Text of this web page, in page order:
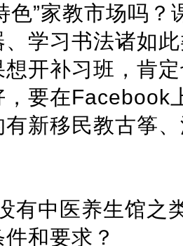
色”家教市场吗
学习书法诸如
开补习班，肯
，要在Facebook
新移民教古筝
有中医养生馆之
和要求？